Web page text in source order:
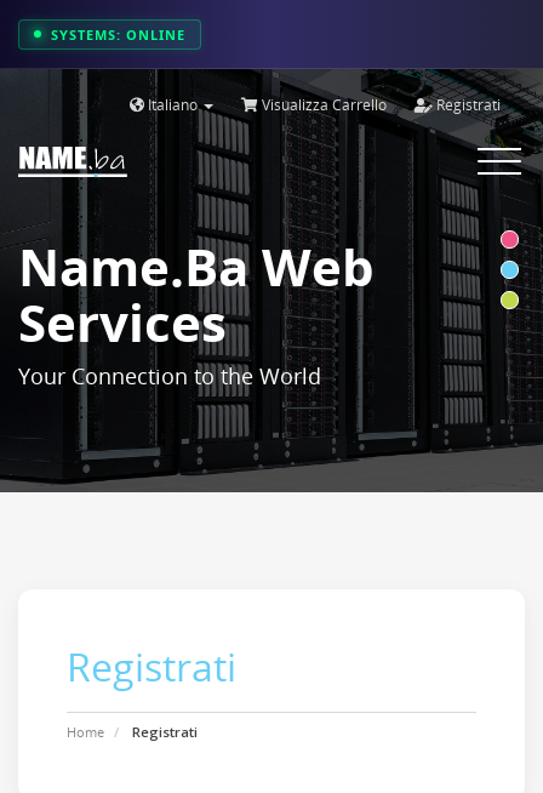
SYSTEMS: ONLINE
Italiano Visualizza Carrello Registrati
Toggle
Name.ba Web
Services
Your Connection to the World
Registrati
Home Registrati